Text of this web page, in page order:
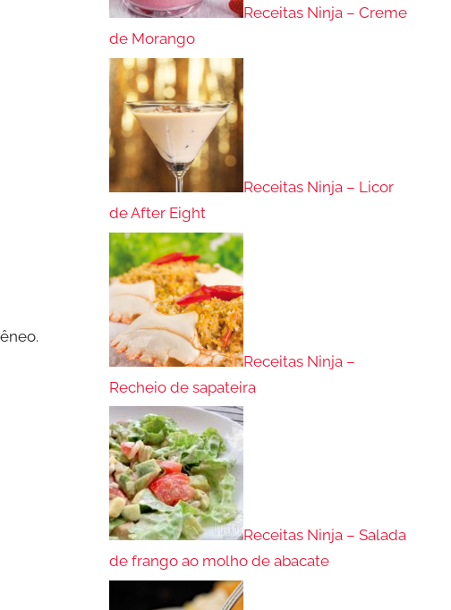
Receitas Ninja – Creme
de Morango
Receitas Ninja – Licor
de After Eight
Receitas Ninja –
Recheio de sapateira
Receitas Ninja – Salada
de frango ao molho de abacate